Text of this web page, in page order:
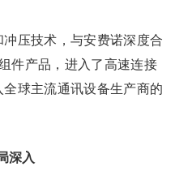
压技术，与安费诺深度合
件产品，进入了高速连接
球主流通讯设备生产商的
深入